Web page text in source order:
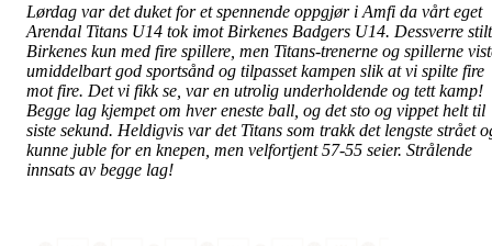
Lørdag var det duket for et spennende oppgjør i Amfi da vårt eget
Arendal Titans U14 tok imot Birkenes Badgers U14. Dessverre
Birkenes kun med fire spillere, men Titans-trenerne og spillerne
umiddelbart god sportsånd og tilpasset kampen slik at vi spilte fire
mot fire. Det vi fikk se, var en utrolig underholdende og tett kamp!
Begge lag kjempet om hver eneste ball, og det sto og vippet helt til
siste sekund. Heldigvis var det Titans som trakk det lengste strået
kunne juble for en knepen, men velfortjent 57-55 seier. Strålende
innsats av begge lag!